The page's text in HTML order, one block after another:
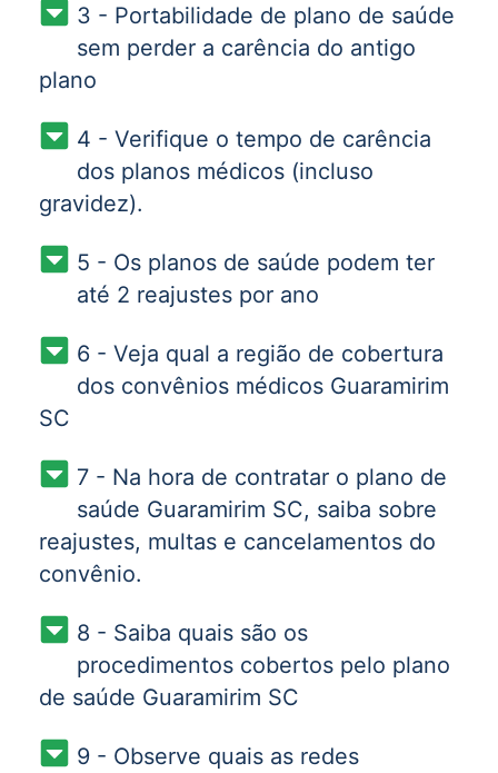
3 - Portabilidade de plano de saúde
sem perder a carência do antigo
plano
4 - Verifique o tempo de carência
dos planos médicos (incluso
gravidez).
5 - Os planos de saúde podem ter
até 2 reajustes por ano
6 - Veja qual a região de cobertura
dos convênios médicos Guaramirim
SC
7 - Na hora de contratar o plano de
saúde Guaramirim SC, saiba sobre
reajustes, multas e cancelamentos do
convênio.
8 - Saiba quais são os
procedimentos cobertos pelo plano
de saúde Guaramirim SC
9 - Observe quais as redes